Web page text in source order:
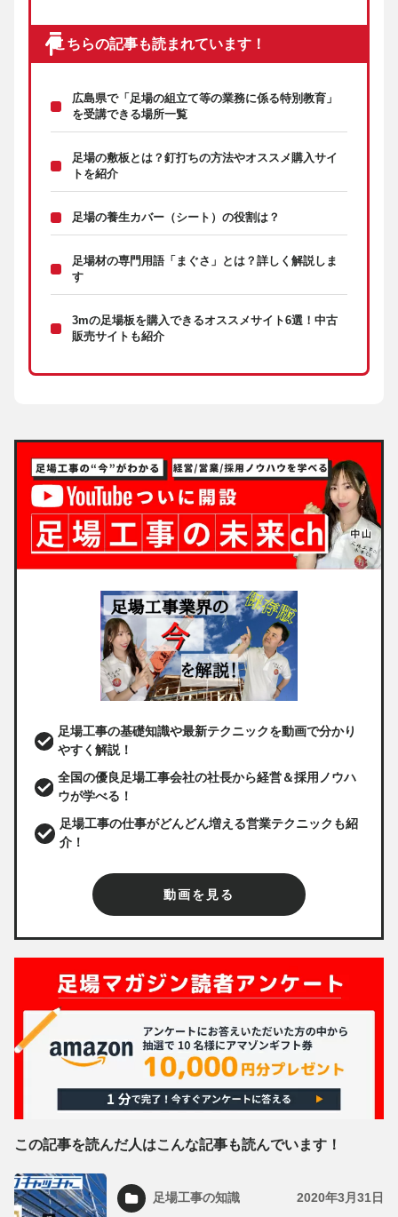
こちらの記事も読まれています！
広島県で「足場の組立て等の業務に係る特別教育」
を受講できる場所一覧
足場の敷板とは？釘打ちの方法やオススメ購入サイ
トを紹介
足場の養生カバー（シート）の役割は？
足場材の専門用語「まぐさ」とは？詳しく解説しま
す
3mの足場板を購入できるオススメサイト6選！中古
販売サイトも紹介
足場工事の基礎知識や最新テクニックを動画で分かり
やすく解説！
全国の優良足場工事会社の社長から経営＆採用ノウハ
ウが学べる！
足場工事の仕事がどんどん増える営業テクニックも紹
介！
動画を見る
この記事を読んだ人はこんな記事も読んでいます！
足場工事の知識 2020年3月31日